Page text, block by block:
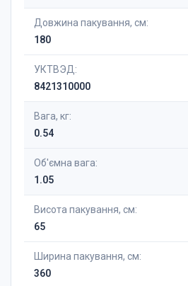
Довжина пакування, см:
180
УКТВЭД:
8421310000
Вага, кг:
0.54
Об'ємна вага:
1.05
Висота пакування, см:
65
Ширина пакування, см:
360